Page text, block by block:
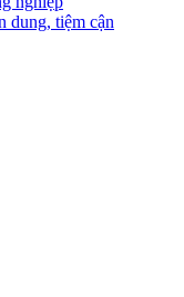
dung, tiệm cận